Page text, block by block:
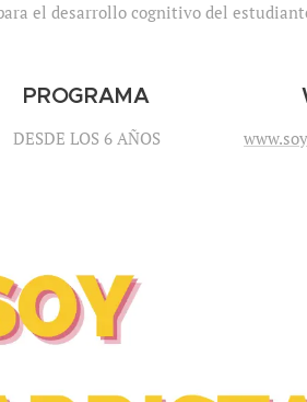
el desarrollo cognitivo del
PROGRAMA
DESDE LOS 6 AÑOS